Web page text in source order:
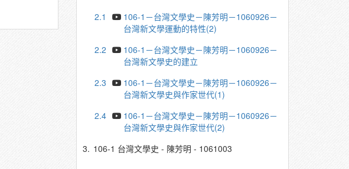
2.1
106-1－台灣文學史－陳芳明－1060926－
台灣新文學運動的特性(2)
2.2
106-1－台灣文學史－陳芳明－1060926－
台灣新文學史的建立
2.3
106-1－台灣文學史－陳芳明－1060926－
台灣新文學史與作家世代(1)
2.4
106-1－台灣文學史－陳芳明－1060926－
台灣新文學史與作家世代(2)
3. 106-1 台灣文學史 - 陳芳明 - 1061003